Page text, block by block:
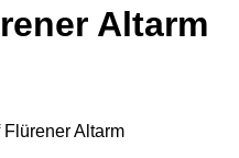
Altarm
Altarm